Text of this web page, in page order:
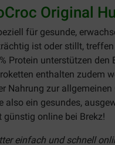
Original
für gesunde,
ist oder stillt,
Protein unterstützen
enthalten zudem
Nahrung zur
also ein gesundes,
günstig online bei Brekz!
einfach und schnell